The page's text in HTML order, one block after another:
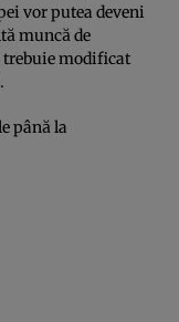
vor putea deveni
muncă de
modificat
până la